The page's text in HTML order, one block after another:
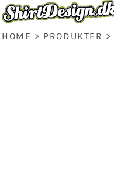
HOME > PRODUKTER >